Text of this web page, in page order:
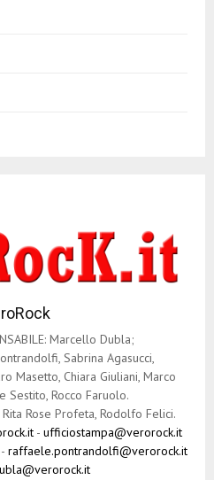
Marcello Dubla;
Sabrina Agasucci,
Masetto, Chiara Giuliani, Marco
Sestito, Rocco Faruolo.
Rita Rose Profeta, Rodolfo Felici.
- ufficiostampa@verorock.it
raffaele.pontrandolfi@verorock.it